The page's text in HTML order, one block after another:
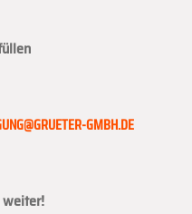
GMBH.DE
weiter!